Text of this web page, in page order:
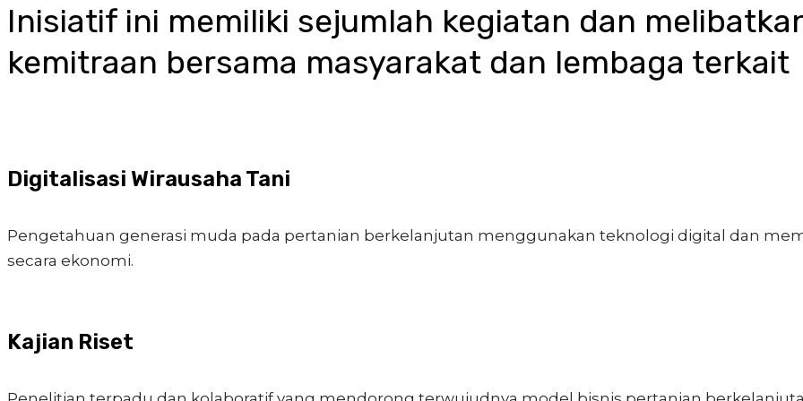
Inisiatif ini memiliki sejumlah kegiatan dan
kemitraan bersama masyarakat dan lembaga terkait
Digitalisasi Wirausaha Tani
Pengetahuan generasi muda pada pertanian berkelanjutan menggunakan teknologi digital dan
secara ekonomi.
Kajian Riset